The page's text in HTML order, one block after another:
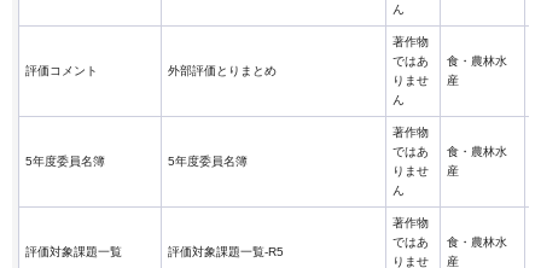
ん
評価コメント 外部評価とりまとめ
著作物
ではあ
りませ
ん
食・農林水
産
5年度委員名簿 5年度委員名簿
著作物
ではあ
りませ
ん
食・農林水
産
評価対象課題一覧 評価対象課題一覧-R5
著作物
ではあ
りませ
食・農林水
産